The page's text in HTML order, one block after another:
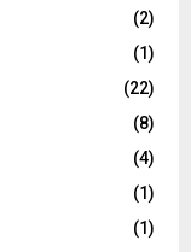
(2)
(1)
(22)
(8)
(4)
(1)
(1)